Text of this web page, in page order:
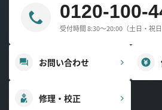
0120-100-
受付時間 8:30～20:00（土日・祝日
お問い合わせ
修理・校正